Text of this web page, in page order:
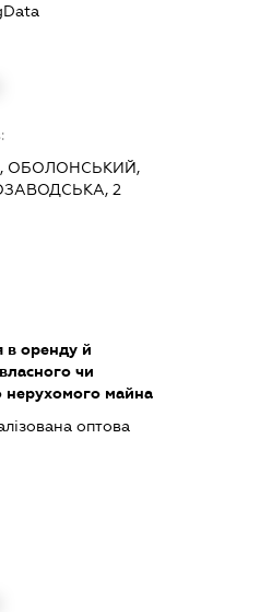
ОБОЛОНСЬКИЙ,
2
в оренду й
чи
нерухомого майна
оптова